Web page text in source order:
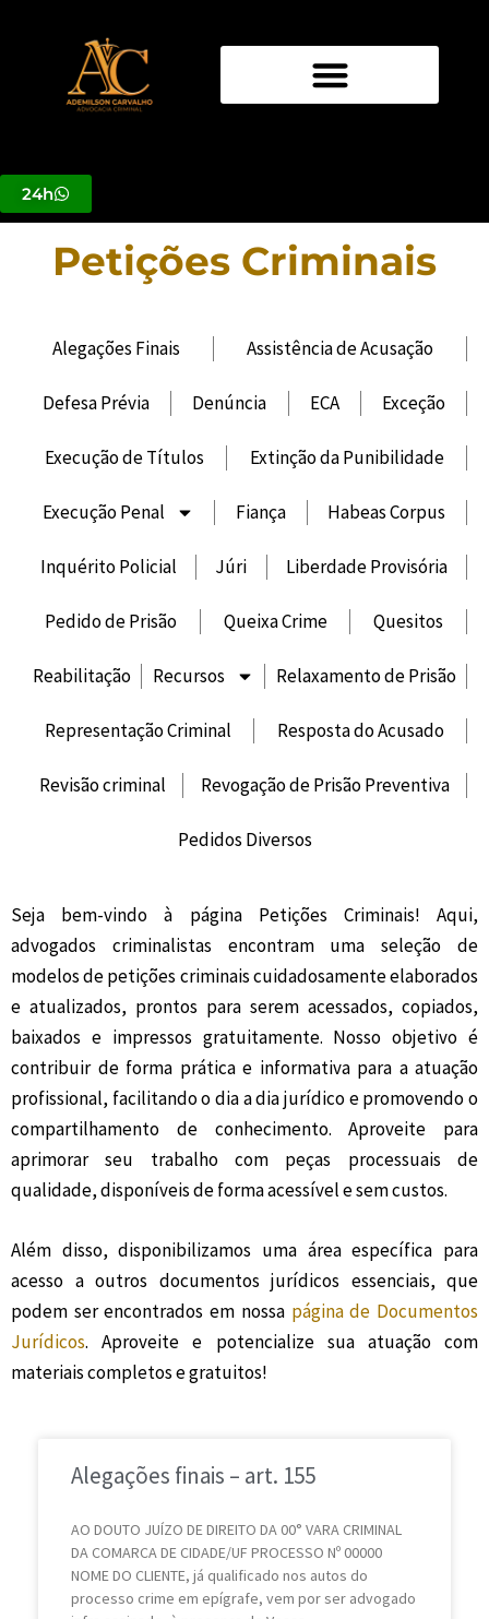
conteúdo
24h
Petições Criminais
Alegações Finais Assistência de Acusação
Defesa Prévia Denúncia ECA Exceção
Execução de Títulos Extinção da Punibilidade
Execução Penal Fiança Habeas Corpus
Inquérito Policial Júri Liberdade Provisória
Pedido de Prisão Queixa Crime Quesitos
Reabilitação Recursos Relaxamento de Prisão
Representação Criminal Resposta do Acusado
Revisão criminal Revogação de Prisão Preventiva
Pedidos Diversos
Seja bem-vindo à página Petições Criminais! Aqui,
advogados criminalistas encontram uma seleção de
modelos de petições criminais cuidadosamente elaborados
e atualizados, prontos para serem acessados, copiados,
baixados e impressos gratuitamente. Nosso objetivo é
contribuir de forma prática e informativa para a atuação
profissional, facilitando o dia a dia jurídico e promovendo o
compartilhamento de conhecimento. Aproveite para
aprimorar seu trabalho com peças processuais de
qualidade, disponíveis de forma acessível e sem custos.
Além disso, disponibilizamos uma área específica para
acesso a outros documentos jurídicos essenciais, que
podem ser encontrados em nossa página de Documentos
Jurídicos. Aproveite e potencialize sua atuação com
materiais completos e gratuitos!
Alegações finais – art. 155
AO DOUTO JUÍZO DE DIREITO DA 00° VARA CRIMINAL
DA COMARCA DE CIDADE/UF PROCESSO Nº 00000
NOME DO CLIENTE, já qualificado nos autos do
processo crime em epígrafe, vem por ser advogado
á
i
n
a
á
i
n
a
á
i
n
a
á
i
n
a
á
i
n
a
á
i
n
a
á
i
n
a
á
i
n
a
i
n
a
i
n
a